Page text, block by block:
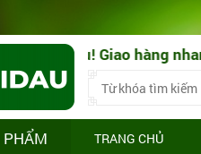
hàng nhanh 1-3
PHẨM
TRANG CHỦ